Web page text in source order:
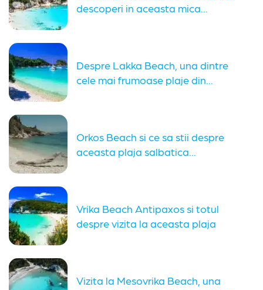
descoperi in aceasta mica...
Despre Lakka Beach, una dintre
cele mai frumoase plaje din...
Orkos Beach si ce sa stii despre
aceasta plaja salbatica...
Vrika Beach Antipaxos si totul
despre vizita la aceasta plaja
Vizita la Mesovrika Beach, una